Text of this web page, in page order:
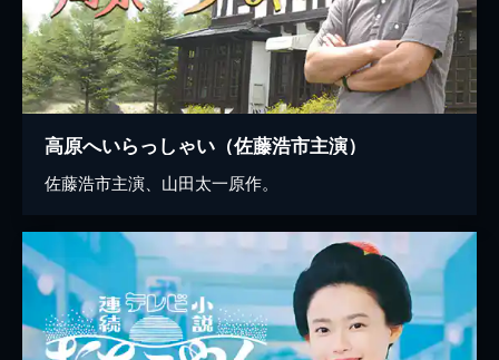
高原へいらっしゃい（佐藤浩市主演）
佐藤浩市主演、山田太一原作。